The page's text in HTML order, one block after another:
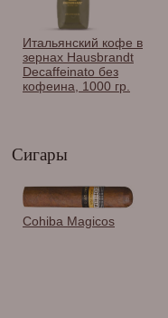
Итальянский кофе в
зернах Hausbrandt
Decaffeinato без
кофеина, 1000 гр.
Зажигалка сигарная
Colibri Evo, черная
Сигары
Cohiba Magicos